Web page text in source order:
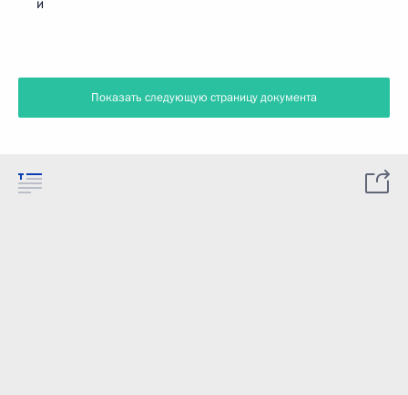
и
Показать следующую страницу документа